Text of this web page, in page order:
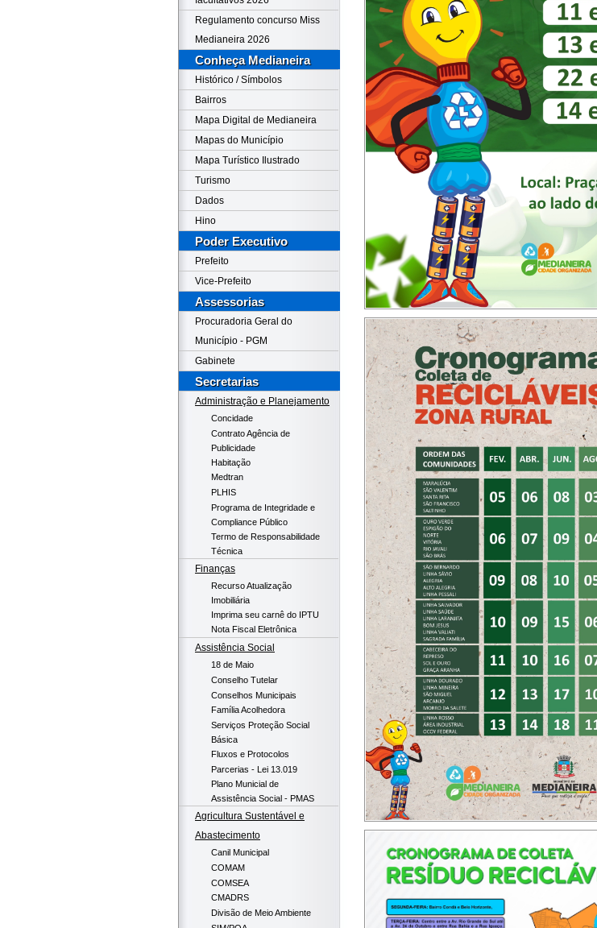
Regulamento concurso Miss
Medianeira 2026
Conheça Medianeira
Histórico / Símbolos
Bairros
Mapa Digital de Medianeira
Mapas do Município
Mapa Turístico Ilustrado
Turismo
Dados
Hino
Poder Executivo
Prefeito
Vice-Prefeito
Assessorias
Procuradoria Geral do
Município - PGM
Gabinete
Secretarias
Administração e Planejamento
Concidade
Contrato Agência de
Publicidade
Habitação
Medtran
PLHIS
Programa de Integridade e
Compliance Público
Termo de Responsabilidade
Técnica
Finanças
Recurso Atualização
Imobiliária
Imprima seu carnê do IPTU
Nota Fiscal Eletrônica
Assistência Social
18 de Maio
Conselho Tutelar
Conselhos Municipais
Família Acolhedora
Serviços Proteção Social
Básica
Fluxos e Protocolos
Parcerias - Lei 13.019
Plano Municial de
Assistência Social - PMAS
Agricultura Sustentável e
Abastecimento
Canil Municipal
COMAM
COMSEA
CMADRS
Divisão de Meio Ambiente